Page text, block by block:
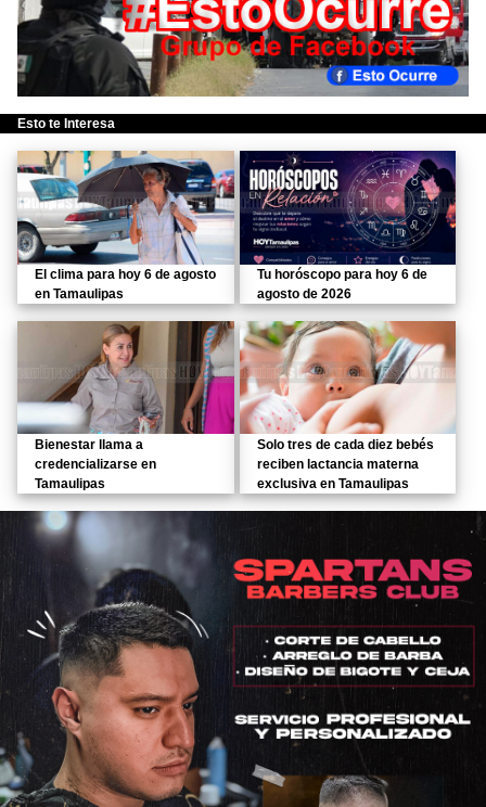
Esto te Interesa
El clima para hoy 6 de agosto
en Tamaulipas
Tu horóscopo para hoy 6 de
agosto de 2026
Bienestar llama a
credencializarse en
Tamaulipas
Solo tres de cada diez bebés
reciben lactancia materna
exclusiva en Tamaulipas